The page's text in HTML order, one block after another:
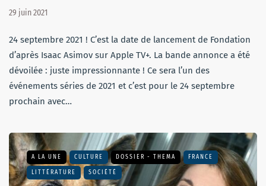
29 juin 2021
24 septembre 2021 ! C’est la date de lancement de Fondation
d’après Isaac Asimov sur Apple TV+. La bande annonce a été
dévoilée : juste impressionnante ! Ce sera l’un des
événements séries de 2021 et c’est pour le 24 septembre
prochain avec…
A LA UNE CULTURE DOSSIER - THEMA FRANCE
LITTÉRATURE SOCIÉTÉ